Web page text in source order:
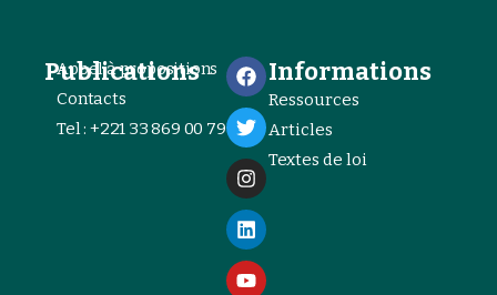
Publications
Appel à propositions
Contacts
Tel : +221 33 869 00 79
Informations
Ressources
Articles
Textes de loi